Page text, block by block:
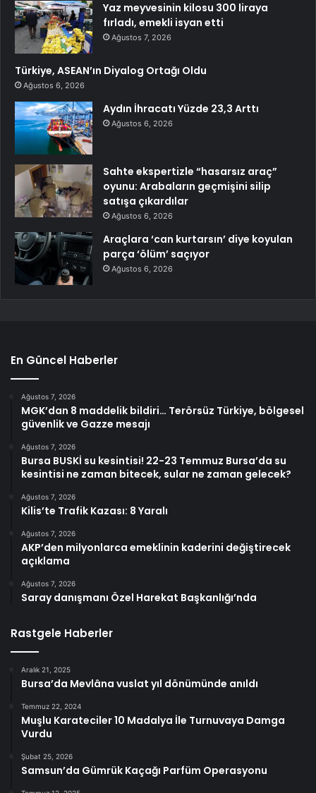
Yaz meyvesinin kilosu 300 liraya
fırladı, emekli isyan etti
Ağustos 7, 2026
Türkiye, ASEAN’ın Diyalog Ortağı Oldu
Ağustos 6, 2026
Aydın İhracatı Yüzde 23,3 Arttı
Ağustos 6, 2026
Sahte ekspertizle “hasarsız araç”
oyunu: Arabaların geçmişini silip
satışa çıkardılar
Ağustos 6, 2026
Araçlara ‘can kurtarsın’ diye koyulan
parça ‘ölüm’ saçıyor
Ağustos 6, 2026
En Güncel Haberler
Ağustos 7, 2026
MGK’dan 8 maddelik bildiri… Terörsüz Türkiye, bölgesel
güvenlik ve Gazze mesajı
Ağustos 7, 2026
Bursa BUSKİ su kesintisi! 22-23 Temmuz Bursa’da su
kesintisi ne zaman bitecek, sular ne zaman gelecek?
Ağustos 7, 2026
Kilis’te Trafik Kazası: 8 Yaralı
Ağustos 7, 2026
AKP’den milyonlarca emeklinin kaderini değiştirecek
açıklama
Ağustos 7, 2026
Saray danışmanı Özel Harekat Başkanlığı’nda
Rastgele Haberler
Aralık 21, 2025
Bursa’da Mevlâna vuslat yıl dönümünde anıldı
Temmuz 22, 2024
Muşlu Karateciler 10 Madalya İle Turnuvaya Damga
Vurdu
Şubat 25, 2026
Samsun’da Gümrük Kaçağı Parfüm Operasyonu